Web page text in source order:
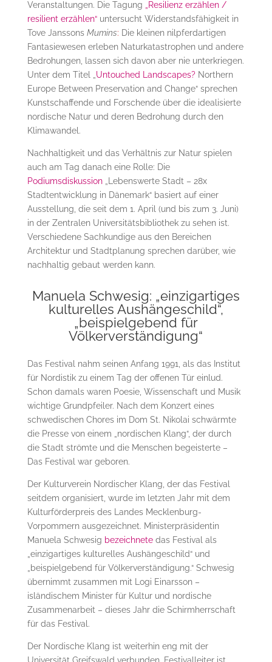
Veranstaltungen. Die Tagung
„Resilienz erzählen /
resilient erzählen“untersucht Widerstandsfähigkeit in
Tove Janssons Mumins: Die kleinen nilpferdartigen
Fantasiewesen erleben Naturkatastrophen und andere
Bedrohungen, lassen sich davon aber nie unterkriegen.
Unter dem Titel „ Untouched Landscapes? Northern
Europe Between Preservation and Change“ sprechen
Kunstschaffende und Forschende über die idealisierte
nordische Natur und deren Bedrohung durch den
Klimawandel.
Nachhaltigkeit und das Verhältnis zur Natur spielen
auch am Tag danach eine Rolle: Die
Podiumsdiskussion„Lebenswerte Stadt – 28x
Stadtentwicklung in Dänemark“ basiert auf einer
Ausstellung, die seit dem 1. April (und bis zum 3. Juni)
in der Zentralen Universitätsbibliothek zu sehen ist.
Verschiedene Sachkundige aus den Bereichen
Architektur und Stadtplanung sprechen darüber, wie
nachhaltig gebaut werden kann.
Manuela Schwesig: „einzigartiges
kulturelles Aushängeschild“,
„beispielgebend für
Völkerverständigung“
Das Festival nahm seinen Anfang 1991, als das Institut
für Nordistik zu einem Tag der offenen Tür einlud.
Schon damals waren Poesie, Wissenschaft und Musik
wichtige Grundpfeiler. Nach dem Konzert eines
schwedischen Chores im Dom St. Nikolai schwärmte
die Presse von einem „nordischen Klang“, der durch
die Stadt strömte und die Menschen begeisterte –
Das Festival war geboren.
Der Kulturverein Nordischer Klang, der das Festival
seitdem organisiert, wurde im letzten Jahr mit dem
Kulturförderpreis des Landes Mecklenburg-
Vorpommern ausgezeichnet. Ministerpräsidentin
Manuela Schwesig bezeichnetedas Festival als
„einzigartiges kulturelles Aushängeschild“ und
„beispielgebend für Völkerverständigung.“ Schwesig
übernimmt zusammen mit Logi Einarsson –
isländischem Minister für Kultur und nordische
Zusammenarbeit – dieses Jahr die Schirmherrschaft
für das Festival.
Der Nordische Klang ist weiterhin eng mit der